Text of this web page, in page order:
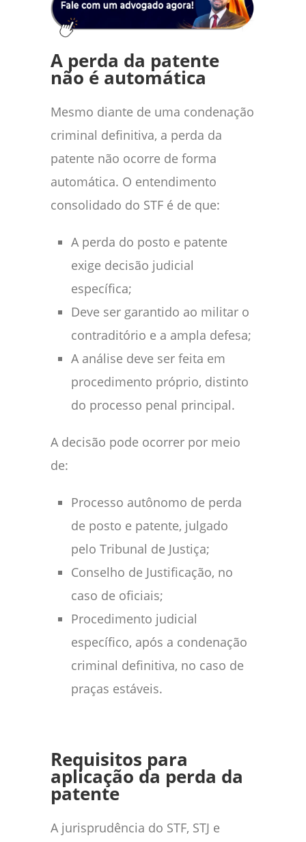
A perda da patente
não é automática
Mesmo diante de uma condenação
criminal definitiva, a perda da
patente não ocorre de forma
automática. O entendimento
consolidado do STF é de que:
A perda do posto e patente
exige decisão judicial
específica;
Deve ser garantido ao militar o
contraditório e a ampla defesa;
A análise deve ser feita em
procedimento próprio, distinto
do processo penal principal.
A decisão pode ocorrer por meio
de:
Processo autônomo de perda
de posto e patente, julgado
pelo Tribunal de Justiça;
Conselho de Justificação, no
caso de oficiais;
Procedimento judicial
específico, após a condenação
criminal definitiva, no caso de
praças estáveis.
Requisitos para
aplicação da perda da
patente
A jurisprudência do STF, STJ e